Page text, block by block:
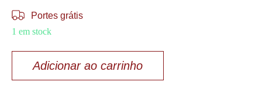
Portes grátis
1 em stock
Adicionar ao carrinho